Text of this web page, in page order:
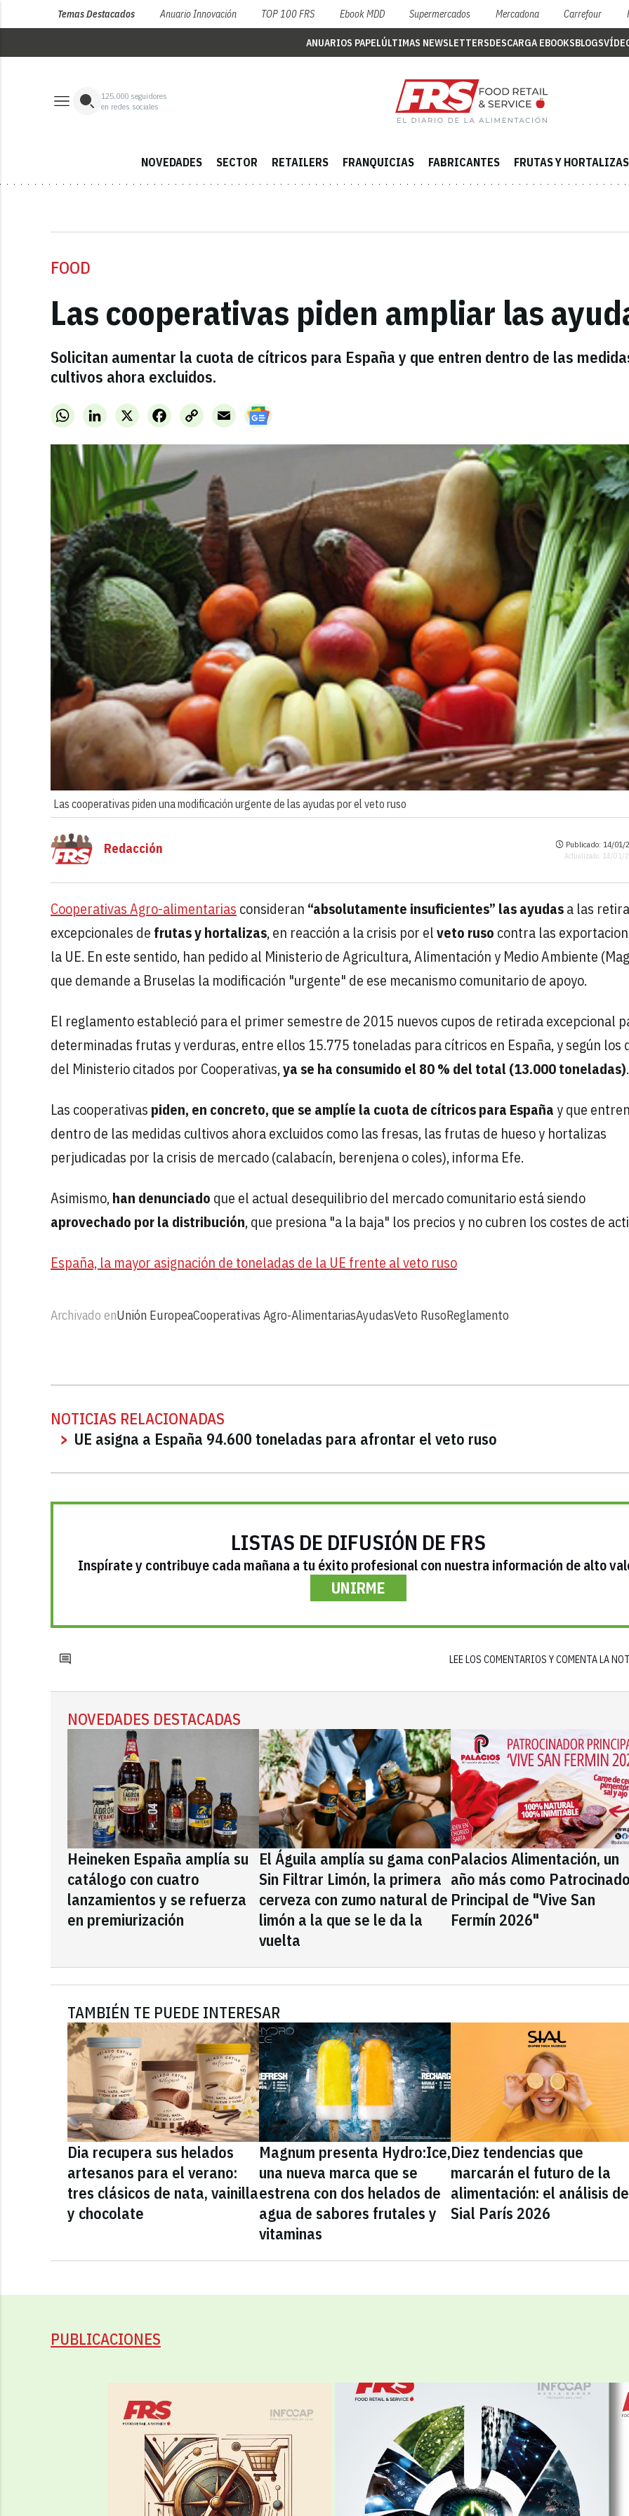
Temas Destacados Anuario Innovación TOP 100 FRS Ebook MDD Supermercados Mercadona Carrefour
ANUARIOS PAPELÚLTIMAS NEWSLETTERSDESCARGA EBOOKSBLOGS
125,000 seguidores
en redes sociales
NOVEDADES SECTOR RETAILERS FRANQUICIAS FABRICANTES FRUTAS Y HORTALIZAS
FOOD
Las cooperativas piden ampliar las
Solicitan aumentar la cuota de cítricos para España y que entren dentro de las
cultivos ahora excluidos.
WhatsAppLinkedInX FacebookCopy
Link
Email
Las cooperativas piden una modificación urgente de las ayudas por el veto ruso
Redacción Publicado: 14/01/
Actualizado: 14/01/
Cooperativas Agro-alimentarias consideran “absolutamente insuficientes” las ayudasa las
excepcionales de frutas y hortalizas, en reacción a la crisis por elveto ruso contra las
la UE. En este sentido, han pedido al Ministerio de Agricultura, Alimentación y Medio Ambiente
que demande a Bruselas la modificación "urgente" de ese mecanismo comunitario de apoyo.
El reglamento estableció para el primer semestre de 2015 nuevos cupos de retirada excepcional
determinadas frutas y verduras, entre ellos 15.775 toneladas para cítricos en España, y según los
del Ministerio citados por Cooperativas,ya se ha consumido el 80 % del total (13.000 toneladas).
Las cooperativas piden, en concreto, que se amplíe la cuota de cítricos para Españay que
dentro de las medidas cultivos ahora excluidos como las fresas, las frutas de hueso y hortalizas
perjudicadas por la crisis de mercado (calabacín, berenjena o coles), informa Efe.
Asimismo,han denunciado que el actual desequilibrio del mercado comunitario está siendo
aprovechado por la distribución, que presiona "a la baja" los precios y no cubren los costes de
España, la mayor asignación de toneladas de la UE frente al veto ruso
Archivado enUnión EuropeaCooperativas Agro-AlimentariasAyudasVeto RusoReglamento
NOTICIAS RELACIONADAS
UE asigna a España 94.600 toneladas para afrontar el veto ruso
LISTAS DE DIFUSIÓN DE FRS
Inspírate y contribuye cada mañana a tu éxito profesional con nuestra información de alto
UNIRME
LEE LOS COMENTARIOS Y COMENTA LA
NOVEDADES DESTACADAS
Heineken España amplía su
catálogo con cuatro
lanzamientos y se refuerza
en premiurización
El Águila amplía su gama con
Sin Filtrar Limón, la primera
cerveza con zumo natural de
limón a la que se le da la
vuelta
Palacios Alimentación, un
año más como
Principal de "Vive San
Fermín 2026"
TAMBIÉN TE PUEDE INTERESAR
Dia recupera sus helados
artesanos para el verano:
tres clásicos de nata, vainilla
y chocolate
Magnum presenta Hydro:Ice,
una nueva marca que se
estrena con dos helados de
agua de sabores frutales y
vitaminas
Diez tendencias que
marcarán el futuro de la
alimentación: el análisis de
Sial París 2026
PUBLICACIONES